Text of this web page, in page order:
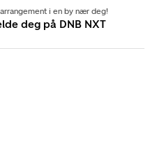
i en by nær deg!
deg på DNB NXT